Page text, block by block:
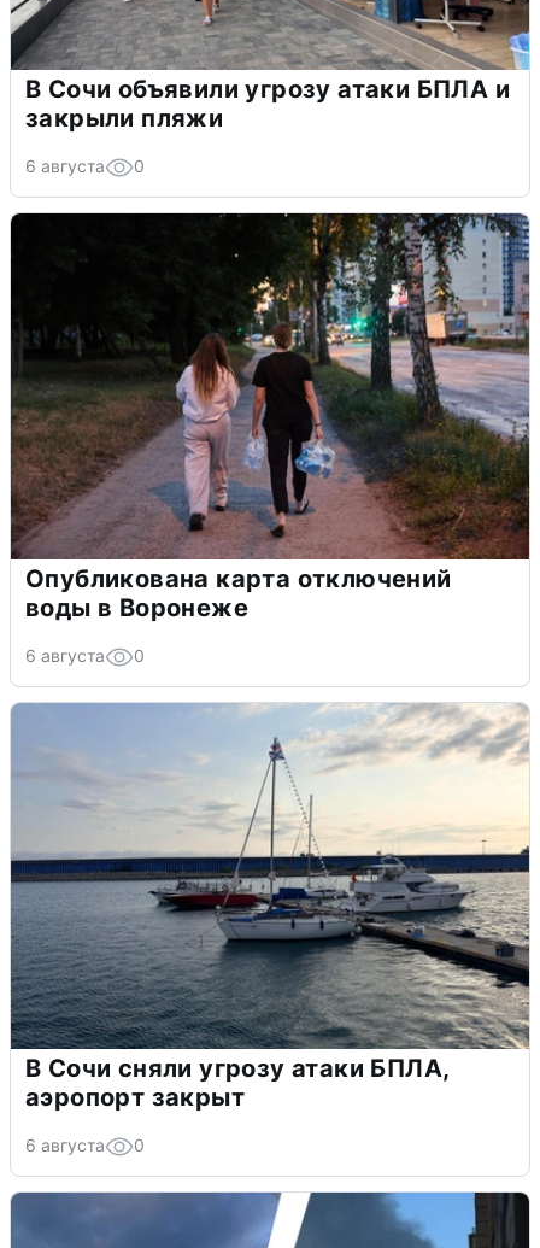
В Сочи объявили угрозу атаки БПЛА и
закрыли пляжи
6 августа 0
Опубликована карта отключений
воды в Воронеже
6 августа 0
В Сочи сняли угрозу атаки БПЛА,
аэропорт закрыт
6 августа 0